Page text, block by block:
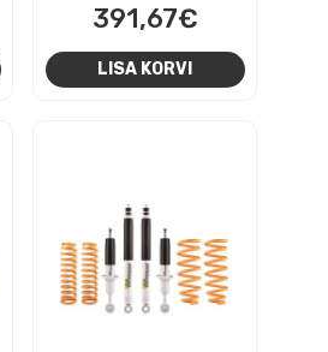
391,67€
LISA KORVI